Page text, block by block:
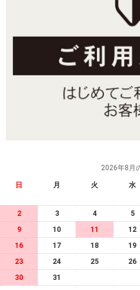
2026年8月
日 月 火 水
2
3 4 5
9
10 11 12
16
17 18 19
23
24 25 26
30
31